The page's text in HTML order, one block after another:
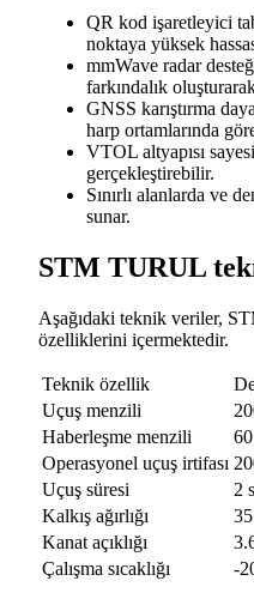
QR kod işaretleyici
noktaya yüksek
mmWave radar
farkındalık
GNSS karıştırma
harp ortamlarında
VTOL altyapısı
gerçekleştirebilir.
Sınırlı alanlarda ve
sunar.
STM TURUL
Aşağıdaki teknik veriler,
özelliklerini içermektedir.
Teknik özellik
Uçuş menzili
Haberleşme menzili
Operasyonel uçuş irtifası
Uçuş süresi
2
Kalkış ağırlığı
Kanat açıklığı
Çalışma sıcaklığı
-